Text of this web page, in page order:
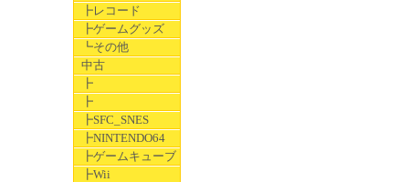
┣レコード
┣ゲームグッズ
┗その他
中古
┣
┣
┣SFC_SNES
┣NINTENDO64
┣ゲームキューブ
┣Wii